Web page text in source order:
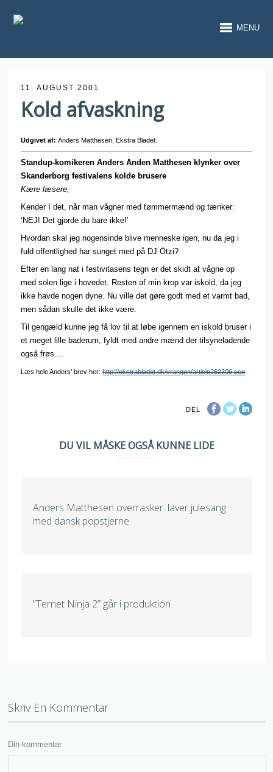
MENU
11. AUGUST 2001
Kold afvaskning
Udgivet af:Anders Matthesen, Ekstra Bladet.
Standup-komikeren Anders Anden Matthesen klynker over
Skanderborg festivalens kolde brusere
Kære læsere,
Kender I det, når man vågner med tømmermænd og tænker:
‘NEJ! Det gjorde du bare ikke!’
Hvordan skal jeg nogensinde blive menneske igen, nu da jeg i
fuld offentlighed har sunget med på DJ Ötzi?
Efter en lang nat i festivitasens tegn er det skidt at vågne op
med solen lige i hovedet. Resten af min krop var iskold, da jeg
ikke havde nogen dyne. Nu ville det gøre godt med et varmt bad,
men sådan skulle det ikke være.
Til gengæld kunne jeg få lov til at løbe igennem en iskold bruser i
et meget lille baderum, fyldt med andre mænd der tilsyneladende
også frøs….
Læs hele Anders’ brev her:http://ekstrabladet.dk/vrangen/article262306.ece
DEL
DU VIL MÅSKE OGSÅ KUNNE LIDE
Anders Matthesen overrasker: laver julesang
med dansk popstjerne
“Ternet Ninja 2” går i produktion
Skriv En Kommentar
Din kommentar